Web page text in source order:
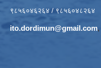
९८५६०४६२६४ / ९८५६०४८२६४
ito.dordimun@gmail.com,